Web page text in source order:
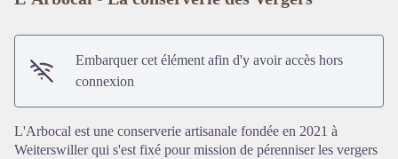
Voir l'image en plein écran
Embarquer cet élément afin d'y avoir accès hors
connexion
L'Arbocal est une conserverie artisanale fondée en 2021 à
Weiterswiller qui s'est fixé pour mission de pérenniser les vergers